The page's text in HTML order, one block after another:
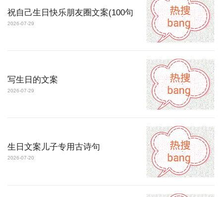
祝自己生日快乐朋友圈文案(100句
2026-07-29
写生日的文案
2026-07-29
生日文案儿子专用古诗句
2026-07-20